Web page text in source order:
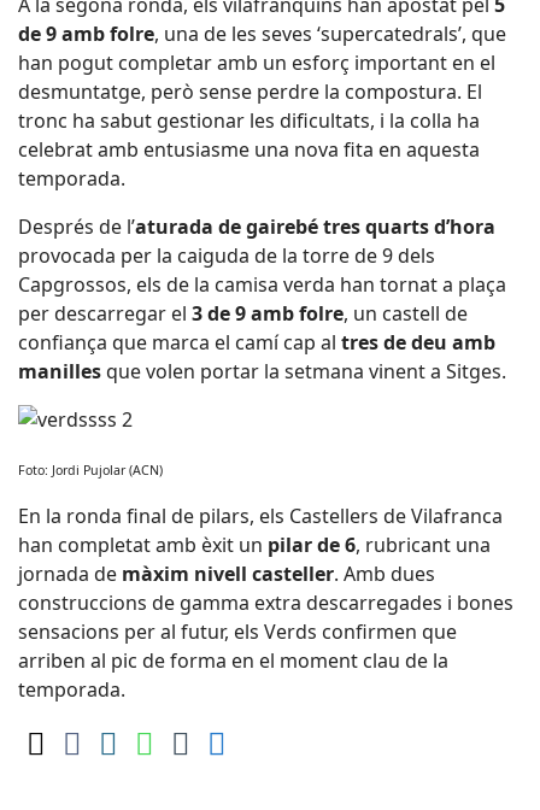
de 9 amb folre, una de les seves ‘supercatedrals’, que
han pogut completar amb un esforç important en el
desmuntatge, però sense perdre la compostura. El
tronc ha sabut gestionar les dificultats, i la colla ha
celebrat amb entusiasme una nova fita en aquesta
temporada.
Després de l’aturada de gairebé tres quarts d’hora
provocada per la caiguda de la torre de 9 dels
Capgrossos, els de la camisa verda han tornat a plaça
per descarregar el 3 de 9 amb folre, un castell de
confiança que marca el camí cap al tres de deu amb
manillesque volen portar la setmana vinent a Sitges.
Foto: Jordi Pujolar (ACN)
En la ronda final de pilars, els Castellers de Vilafranca
han completat amb èxit un pilar de 6, rubricant una
jornada de màxim nivell casteller. Amb dues
construccions de gamma extra descarregades i bones
sensacions per al futur, els Verds confirmen que
arriben al pic de forma en el moment clau de la
temporada.